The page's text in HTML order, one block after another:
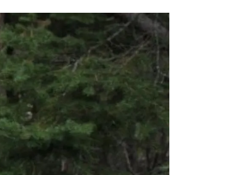
COL·LABORA Notícies
Biodiversitat
Canvi global
Funcionament dels ecosistemes
Observació de la terra